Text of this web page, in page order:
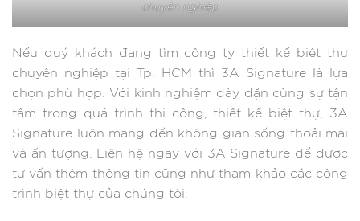
chuyên nghiệp
Nếu quý khách đang tìm công ty thiết kế biệt thự
chuyên nghiệp tại Tp. HCM thì 3A Signature là lựa
chọn phù hợp. Với kinh nghiệm dày dặn cùng sự tận
tâm trong quá trình thi công, thiết kế biệt thự, 3A
Signature luôn mang đến không gian sống thoải mái
và ấn tượng. Liên hệ ngay với 3A Signature để được
tư vấn thêm thông tin cũng như tham khảo các công
trình biệt thự của chúng tôi.